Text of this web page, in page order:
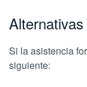
Si la asistencia
siguiente: